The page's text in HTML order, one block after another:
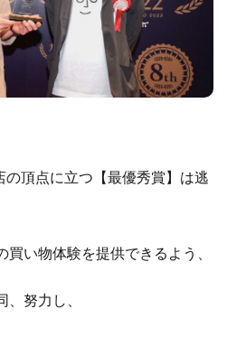
頂点に立つ【最優秀賞】は逃
い物体験を提供できるよう、
努力し、